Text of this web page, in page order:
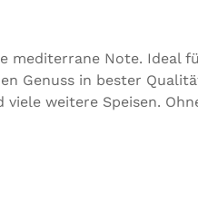
mediterrane Note. Ideal
Genuss in bester
weitere Speisen.
Kräuter (Basilikum